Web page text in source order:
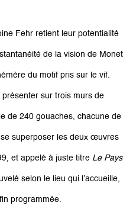
Fehr retient leur potentialité
de la vision de Monet
du motif pris sur le vif.
sur trois murs de
de 240 gouaches, chacune de
superposer les deux œuvres
et appelé à juste titre Le Pays
selon le lieu qui l’accueille,
programmée.